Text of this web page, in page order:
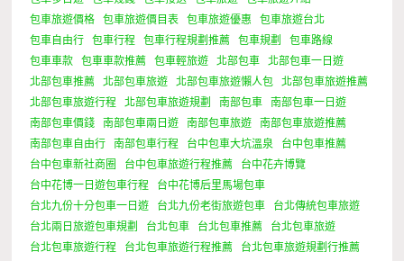
包車旅遊價格
包車旅遊價目表 包車旅遊優惠
包車旅遊台北
包車自由行
包車行程 包車行程規劃推薦 包車規劃
包車路線
包車車款
包車車款推薦 包車輕旅遊 北部包車
北部包車一日遊
北部包車推薦
北部包車旅遊 北部包車旅遊懶人包
北部包車旅遊推薦
北部包車旅遊行程
北部包車旅遊規劃 南部包車
南部包車一日遊
南部包車價錢
南部包車兩日遊 南部包車旅遊
南部包車旅遊推薦
南部包車自由行
南部包車行程 台中包車大坑溫泉
台中包車推薦
台中包車新社商圈
台中包車旅遊行程推薦
台中花卉博覽
台中花博一日遊包車行程
台中花博后里馬場包車
台北九份十分包車一日遊
台北九份老街旅遊包車
台北傳統包車旅遊
台北兩日旅遊包車規劃
台北包車 台北包車推薦
台北包車旅遊
台北包車旅遊行程
台北包車旅遊行程推薦
台北包車旅遊規劃行推薦